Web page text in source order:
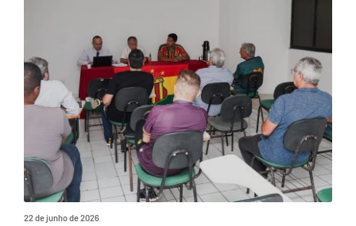
22 de junho de 2026